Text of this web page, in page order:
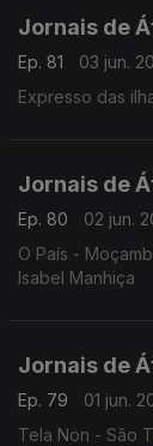
Jornais de
Ep. 81
03 jun.
Expresso das
Jornais de
Ep. 80
02 jun.
O País -
Isabel Manhiça
Jornais de
Ep. 79
01 jun.
Tela Non - São